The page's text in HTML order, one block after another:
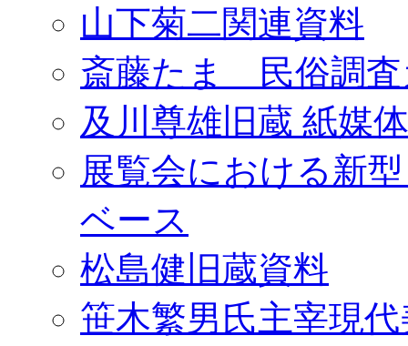
山下菊二関連資料
斎藤たま 民俗調査
及川尊雄旧蔵 紙媒
展覧会における新
ベース
松島健旧蔵資料
笹木繁男氏主宰現